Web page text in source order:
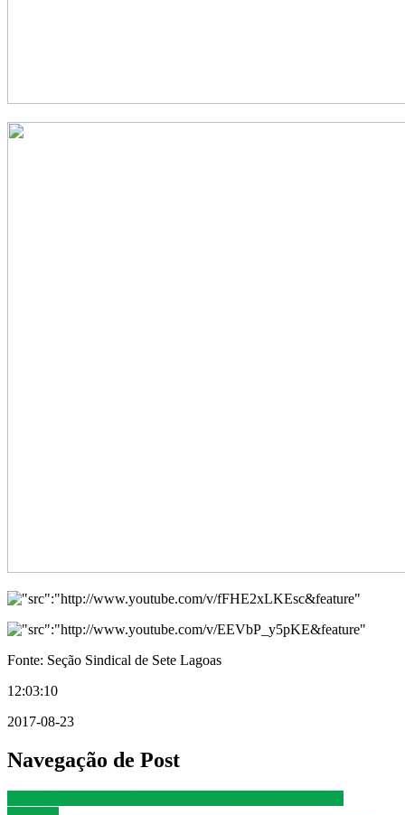
Fonte: Seção Sindical de Sete Lagoas
12:03:10
2017-08-23
Navegação de Post